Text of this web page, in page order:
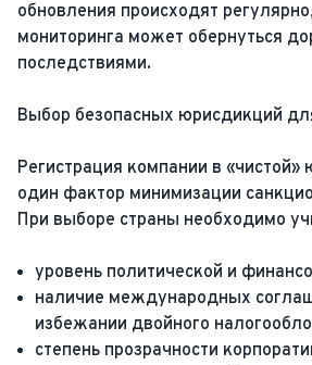
обновления происходят
мониторинга может обернуться
последствиями.
Выбор безопасных юрисдикций
Регистрация компании в
один фактор минимизации
При выборе страны необходимо
уровень политической и
наличие международных
избежании двойного
степень прозрачности